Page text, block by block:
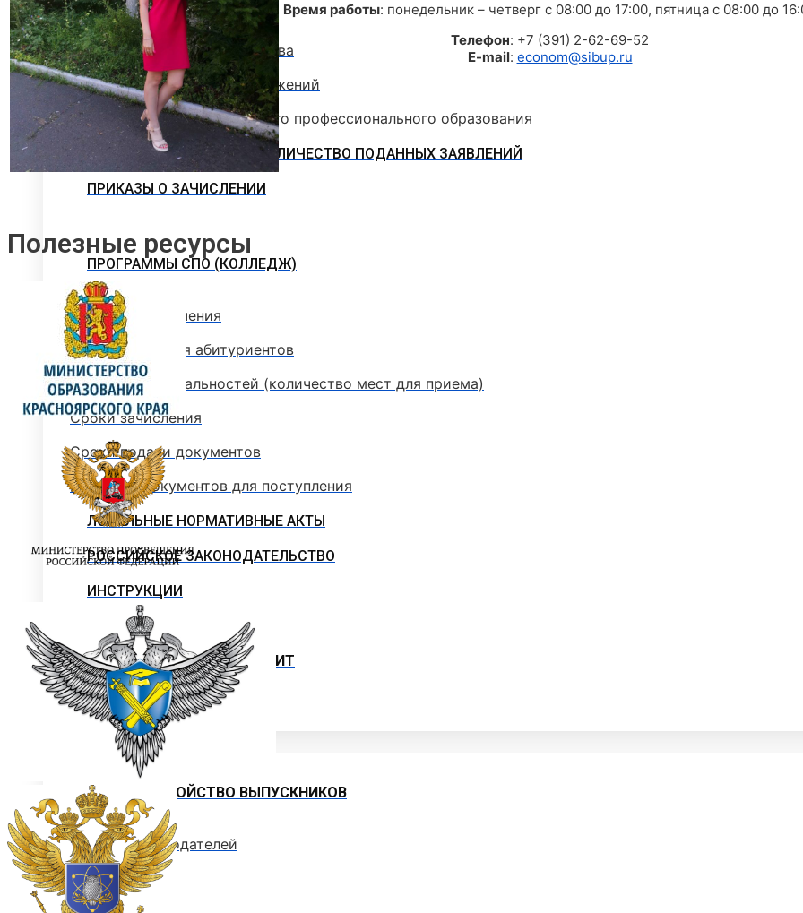
План приема
Особые права и преимущества
Учет индивидуальных достижений
Поступление на базе среднего профессионального образования
РЕЙТИНГОВЫЕ СПИСКИ. КОЛИЧЕСТВО ПОДАННЫХ ЗАЯВЛЕНИЙ
ПРИКАЗЫ О ЗАЧИСЛЕНИИ
ПРОГРАММЫ СПО (КОЛЛЕДЖ)
Стоимость обучения
Информация для абитуриентов
Перечень специальностей (количество мест для приема)
Сроки зачисления
Сроки подачи документов
Перечень документов для поступления
ЛОКАЛЬНЫЕ НОРМАТИВНЫЕ АКТЫ
РОССИЙСКОЕ ЗАКОНОДАТЕЛЬСТВО
ИНСТРУКЦИИ
ОБРАЗЦЫ ДОКУМЕНТОВ
ОБРАЗОВАТЕЛЬНЫЙ КРЕДИТ
ЦЕЛЕВОЕ ОБУЧЕНИЕ
Выпускнику
ТРУДОУСТРОЙСТВО ВЫПУСКНИКОВ
Отзывы работодателей
Выпускники
Время работы: понедельник – четверг с 08:00 до 17:00, пятница с 08:00 до
Телефон: +7 (391) 2-62-69-52
E-mail: econom@sibup.ru
Полезные ресурсы